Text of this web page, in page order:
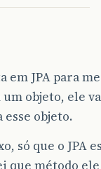
em JPA para
objeto, ele
esse objeto.
só que o JPA